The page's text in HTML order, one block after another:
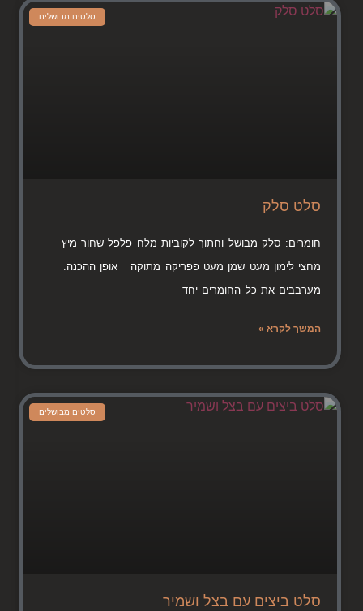
סלטים מבושלים
סלט סלק
חומרים: סלק מבושל וחתוך לקוביות מלח פלפל שחור מיץ
מחצי לימון מעט שמן מעט פפריקה מתוקה אופן ההכנה:
מערבבים את כל החומרים יחד
המשך לקרא »
סלטים מבושלים
סלט ביצים עם בצל ושמיר